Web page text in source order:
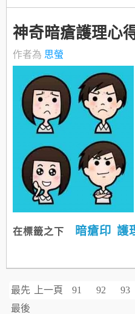
神奇暗瘡護理心
作者為 思螢
在標籤之下 暗瘡印 護
最先 上一頁 91 92 93
最後